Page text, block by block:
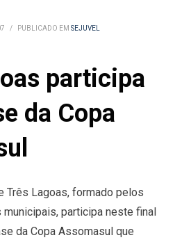
/ PUBLICADO EM SEJUVEL
participa
da Copa
Três Lagoas, formado pelos
participa neste final
da Copa Assomasul que